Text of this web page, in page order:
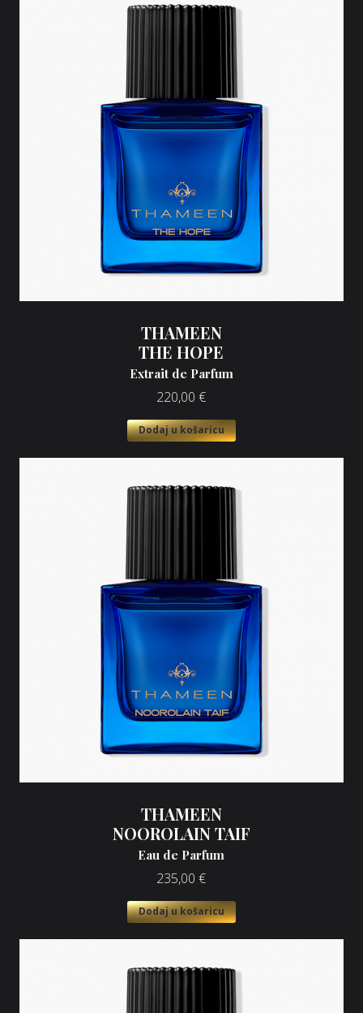
THAMEEN
THE HOPE
Extrait de Parfum
220,00 €
Dodaj u košaricu
THAMEEN
NOOROLAIN TAIF
Eau de Parfum
235,00 €
Dodaj u košaricu